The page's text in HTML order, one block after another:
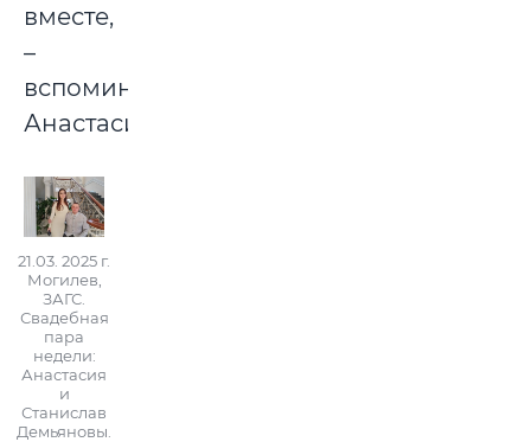
вместе,
–
вспоминает
Анастасия.
21.03. 2025 г.
Могилев,
ЗАГС.
Свадебная
пара
недели:
Анастасия
и
Станислав
Демьяновы.